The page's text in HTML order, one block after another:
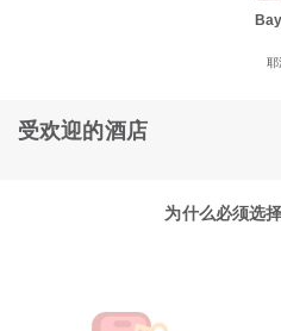
耶
受欢迎的酒店
为什么必须选